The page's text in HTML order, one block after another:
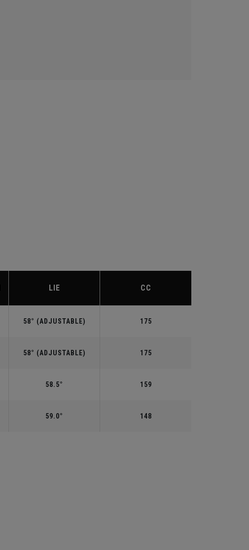
LIE CC
58° (ADJUSTABLE) 175
58° (ADJUSTABLE) 175
58.5° 159
59.0° 148